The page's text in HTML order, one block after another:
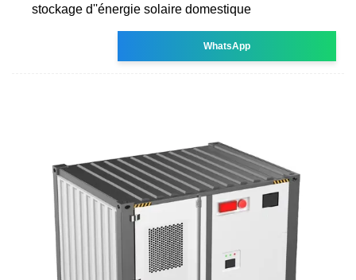
stockage d''énergie solaire domestique
WhatsApp